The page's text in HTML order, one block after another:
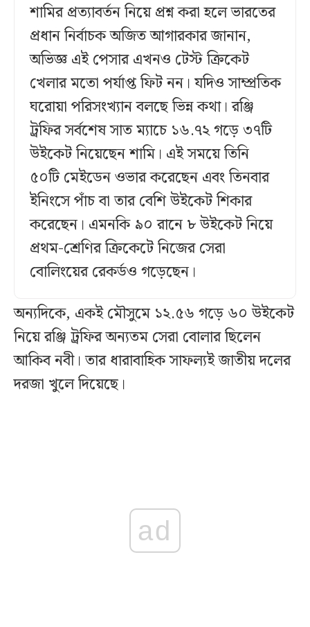
শামির প্রত্যাবর্তন নিয়ে প্রশ্ন করা হলে ভারতের
প্রধান নির্বাচক অজিত আগারকার জানান,
অভিজ্ঞ এই পেসার এখনও টেস্ট ক্রিকেট
খেলার মতো পর্যাপ্ত ফিট নন। যদিও সাম্প্রতিক
ঘরোয়া পরিসংখ্যান বলছে ভিন্ন কথা। রঞ্জি
ট্রফির সর্বশেষ সাত ম্যাচে ১৬.৭২ গড়ে ৩৭টি
উইকেট নিয়েছেন শামি। এই সময়ে তিনি
৫০টি মেইডেন ওভার করেছেন এবং তিনবার
ইনিংসে পাঁচ বা তার বেশি উইকেট শিকার
করেছেন। এমনকি ৯০ রানে ৮ উইকেট নিয়ে
প্রথম-শ্রেণির ক্রিকেটে নিজের সেরা
বোলিংয়ের রেকর্ডও গড়েছেন।
অন্যদিকে, একই মৌসুমে ১২.৫৬ গড়ে ৬০ উইকেট
নিয়ে রঞ্জি ট্রফির অন্যতম সেরা বোলার ছিলেন
আকিব নবী। তার ধারাবাহিক সাফল্যই জাতীয় দলের
দরজা খুলে দিয়েছে।
ad